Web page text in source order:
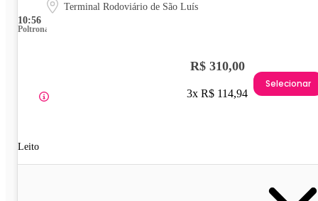
10:56
Terminal Rodoviário de São Luís
Poltrona
Leito
R$ 310,00
3x R$ 114,94
Selecionar